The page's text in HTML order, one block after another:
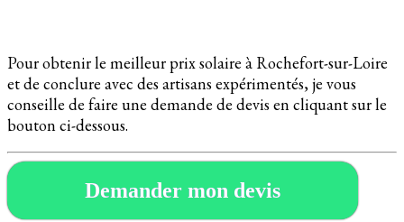
Pour obtenir le meilleur prix solaire à Rochefort-sur-Loire
et de conclure avec des artisans expérimentés, je vous
conseille de faire une demande de devis en cliquant sur le
bouton ci-dessous.
Demander mon devis